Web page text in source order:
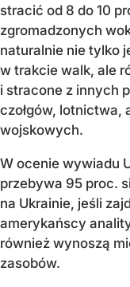
stracić od 8 do 10
zgromadzonych
naturalnie nie tylko
w trakcie walk, ale
i stracone z innych
czołgów, lotnictwa,
wojskowych.
W ocenie wywiadu
przebywa 95 proc.
na Ukrainie, jeśli
amerykańscy
również wynoszą
zasobów.